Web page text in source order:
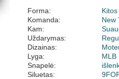
Forma:
Komanda:
New
Kam:
Uždarymas:
Dizainas:
Lyga:
MLB
Snapelė:
Siluetas: